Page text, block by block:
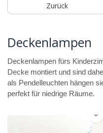
Zurück
Deckenlampen
Deckenlampen fürs
Decke montiert und sind
als Pendelleuchten hängen
perfekt für niedrige Räume.